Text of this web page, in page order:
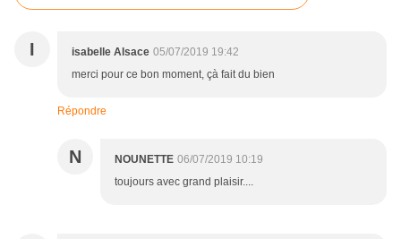
I isabelle Alsace 05/07/2019 19:42
merci pour ce bon moment, çà fait du bien
Répondre
N NOUNETTE 06/07/2019 10:19
toujours avec grand plaisir....